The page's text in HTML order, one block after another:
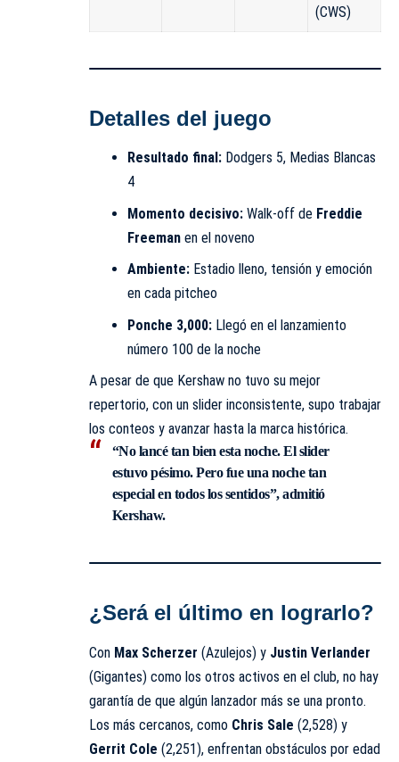
(CWS)
Detalles del juego
Resultado final:Dodgers 5, Medias Blancas
4
Momento decisivo:Walk-off de Freddie
Freemanen el noveno
Ambiente:Estadio lleno, tensión y emoción
en cada pitcheo
Ponche 3,000:Llegó en el lanzamiento
número 100 de la noche
A pesar de que Kershaw no tuvo su mejor
repertorio, con un slider inconsistente, supo trabajar
los conteos y avanzar hasta la marca histórica.
“No lancé tan bien esta noche. El slider
estuvo pésimo. Pero fue una noche tan
especial en todos los sentidos”, admitió
Kershaw.
¿Será el último en lograrlo?
Con Max Scherzer (Azulejos) y Justin Verlander
(Gigantes) como los otros activos en el club, no hay
garantía de que algún lanzador más se una pronto.
Los más cercanos, como Chris Sale (2,528) y
Gerrit Cole (2,251), enfrentan obstáculos por edad